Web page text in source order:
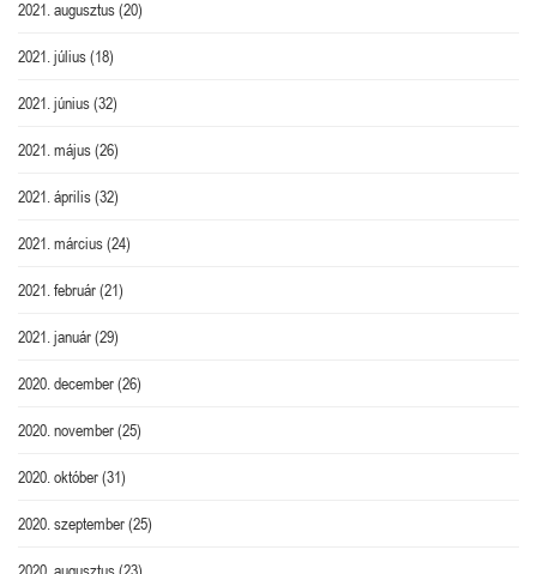
2021. augusztus(20)
2021. július(18)
2021. június(32)
2021. május(26)
2021. április(32)
2021. március(24)
2021. február(21)
2021. január(29)
2020. december(26)
2020. november(25)
2020. október(31)
2020. szeptember(25)
2020. augusztus(23)